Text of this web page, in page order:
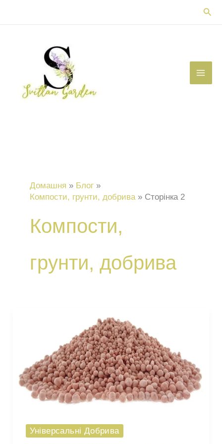
Домашня
Блог
Компости, грунти, добрива
Сторінка 2
Компости,
грунти, добрива
Універсальні Добрива